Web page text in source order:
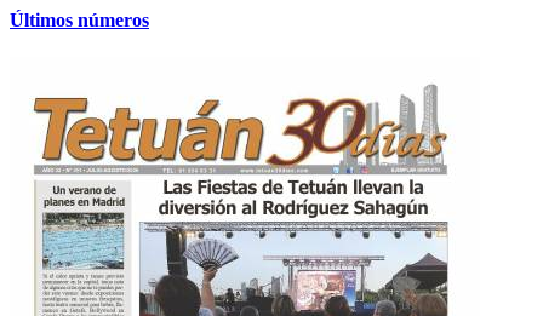
Últimos números